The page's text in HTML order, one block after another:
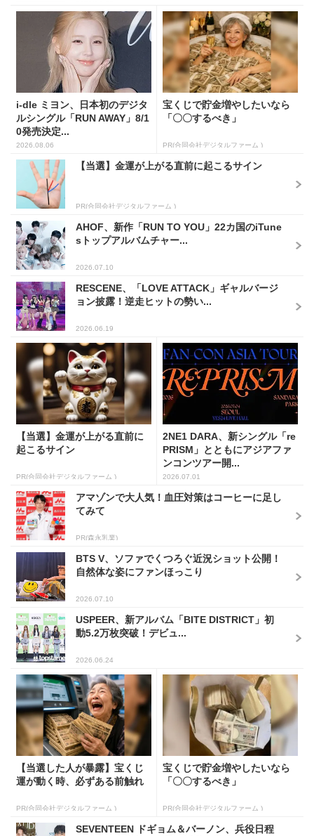
i-dle ミヨン、日本初のデジタ
ルシングル「RUN AWAY」8/1
0発売決定...
2026.08.06
宝くじで貯金増やしたいなら
「〇〇するべき」
PR(合同会社デジタルファーム )
【当選】金運が上がる直前に起こるサイン
PR(合同会社デジタルファーム )
AHOF、新作「RUN TO YOU」22カ国のiTune
sトップアルバムチャー...
2026.07.10
RESCENE、「LOVE ATTACK」ギャルバージ
ョン披露！逆走ヒットの勢い...
2026.06.19
【当選】金運が上がる直前に
起こるサイン
PR(合同会社デジタルファーム )
2NE1 DARA、新シングル「re
PRISM」とともにアジアファ
ンコンツアー開...
2026.07.01
アマゾンで大人気！血圧対策はコーヒーに足し
てみて
PR(森永乳業)
BTS V、ソファでくつろぐ近況ショット公開！
自然体な姿にファンほっこり
2026.07.10
USPEER、新アルバム「BITE DISTRICT」初
動5.2万枚突破！デビュ...
2026.06.24
【当選した人が暴露】宝くじ
運が動く時、必ずある前触れ
PR(合同会社デジタルファーム )
宝くじで貯金増やしたいなら
「〇〇するべき」
PR(合同会社デジタルファーム )
SEVENTEEN ドギョム＆バーノン、兵役日程